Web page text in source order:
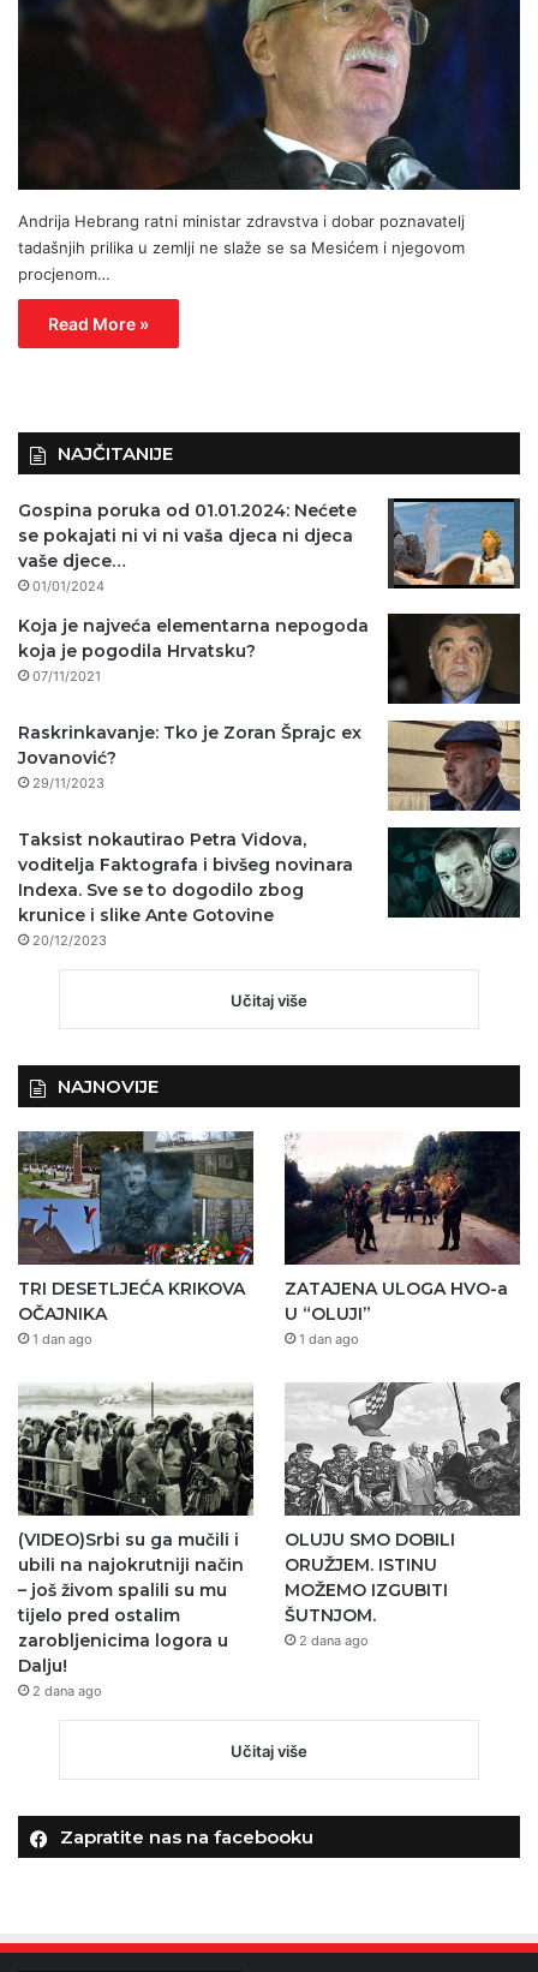
Andrija Hebrang ratni ministar zdravstva i dobar poznavatelj
tadašnjih prilika u zemlji ne slaže se sa Mesićem i njegovom
procjenom…
Read More »
NAJČITANIJE
Gospina poruka od 01.01.2024: Nećete
se pokajati ni vi ni vaša djeca ni djeca
vaše djece…
01/01/2024
Koja je najveća elementarna nepogoda
koja je pogodila Hrvatsku?
07/11/2021
Raskrinkavanje: Tko je Zoran Šprajc ex
Jovanović?
29/11/2023
Taksist nokautirao Petra Vidova,
voditelja Faktografa i bivšeg novinara
Indexa. Sve se to dogodilo zbog
krunice i slike Ante Gotovine
20/12/2023
Učitaj više
NAJNOVIJE
TRI DESETLJEĆA KRIKOVA
OČAJNIKA
1 dan ago
ZATAJENA ULOGA HVO-a
U “OLUJI”
1 dan ago
(VIDEO)Srbi su ga mučili i
ubili na najokrutniji način
– još živom spalili su mu
tijelo pred ostalim
zarobljenicima logora u
Dalju!
2 dana ago
OLUJU SMO DOBILI
ORUŽJEM. ISTINU
MOŽEMO IZGUBITI
ŠUTNJOM.
2 dana ago
Učitaj više
Zapratite nas na facebooku